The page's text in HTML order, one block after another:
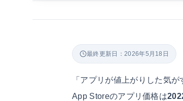
最終更新日：2026年5月18日
「アプリが値上がりした気
App Storeのアプリ価格は